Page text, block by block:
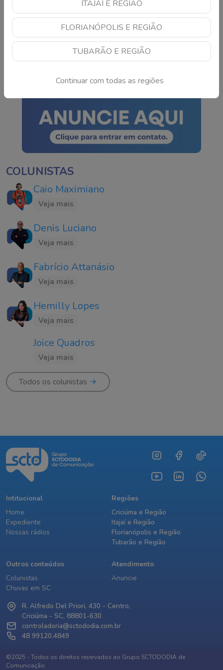
ITAJAÍ E REGIÃO
FLORIANÓPOLIS E REGIÃO
TUBARÃO E REGIÃO
Continuar com todas as regiões
Gavião e coruja feridos
por linha com cerol são
resgatados em Itajaí
Continue lendo
COLUNISTAS
Caio Maximiano
Veja mais
Denis Luciano
Veja mais
Fabrício Attanásio
Veja mais
Hemilly Lopes
Veja mais
Joice Quadros
Veja mais
Todos os colunistas
Intitucional
Home
Expediente
Nossas rádios
Regiões
Criciúma e Região
Itajaí e Região
Florianópolis e Região
Tubarão e Região
Outros conteúdos
Colunistas
Chuvas em SC
Atendimento
Anuncie
R. Alfredo Del Priori, 430 - Centro,
Criciúma - SC, 88801-630
controladoria@sctododia.com.br
48 99120.4849
©2025 - Todos os direitos reservados ao Grupo SCTODODIA de
Comunicação.